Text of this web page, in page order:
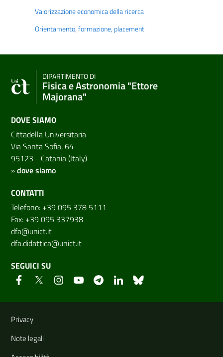
Valorizzazione economica della ricerca
Orientamento, formazione, placement
DIPARTIMENTO DI
Fisica e Astronomia "Ettore
Majorana"
DOVE SIAMO
Cittadella Universitaria
Via Santa Sofia, 64
95123 - Catania (Italy)
»dove siamo
CONTATTI
Telefono: +39 095 378 5111
Fax: +39 095 337938
dfa@unict.it
dfa.didattica@unict.it
SEGUICI SU
Link e informazioni utili
Privacy
Note legali